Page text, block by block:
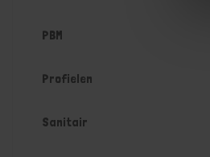
PBM
Profielen
Sanitair